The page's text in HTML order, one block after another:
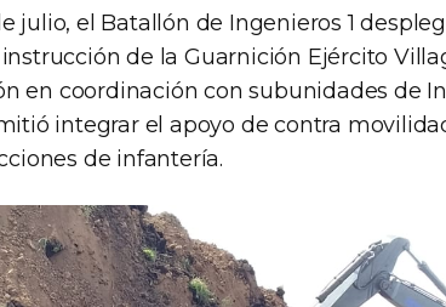
julio, el Batallón de Ingenieros 1
de la Guarnición Ejército
en coordinación con subunidades de
integrar el apoyo de contra
de infantería.